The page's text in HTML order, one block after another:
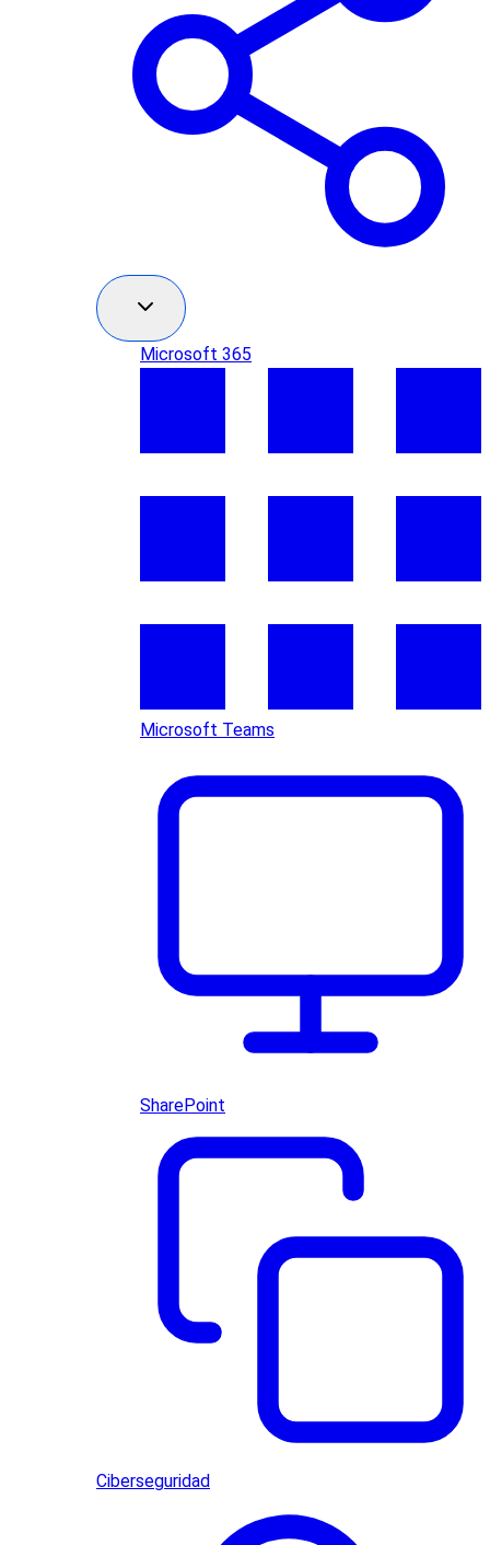
Microsoft 365
Microsoft Teams
SharePoint
Ciberseguridad